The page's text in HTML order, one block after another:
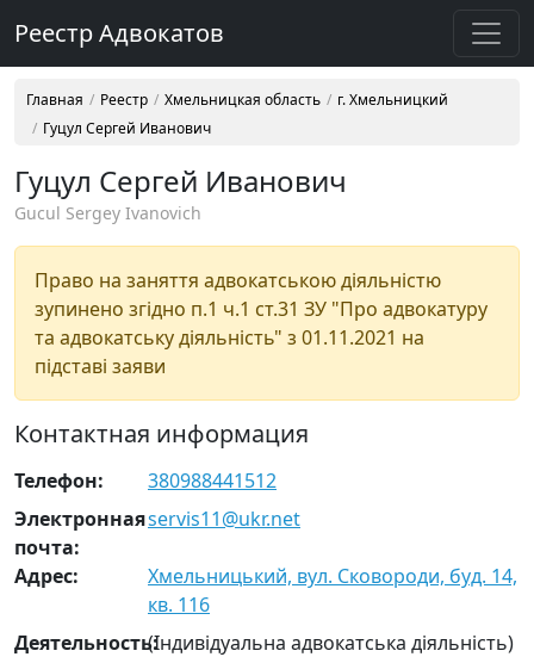
Реестр Адвокатов
Главная Реестр Хмельницкая область
г. Хмельницкий
Гуцул Сергей Иванович
Гуцул Сергей Иванович
Gucul Sergey Ivanovich
Право на заняття адвокатською діяльністю
зупинено згідно п.1 ч.1 ст.31 ЗУ "Про адвокатуру
та адвокатську діяльність" з 01.11.2021 на
підставі заяви
Контактная информация
Телефон:
380988441512
Электронная
почта:
servis11@ukr.net
Адрес:
Хмельницький, вул. Сковороди, буд. 14,
кв. 116
Деятельность:(Індивідуальна адвокатська діяльність)